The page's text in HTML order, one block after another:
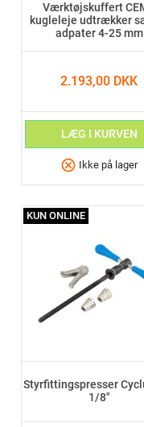
Værktøjskuffert
kugleleje udtrækker
adpater 4-25 mm
2.193,00 DKK
LÆG I KURVEN
cancel Ikke på lager
Styrfittingspresser
1/8"
KUN ONLINE